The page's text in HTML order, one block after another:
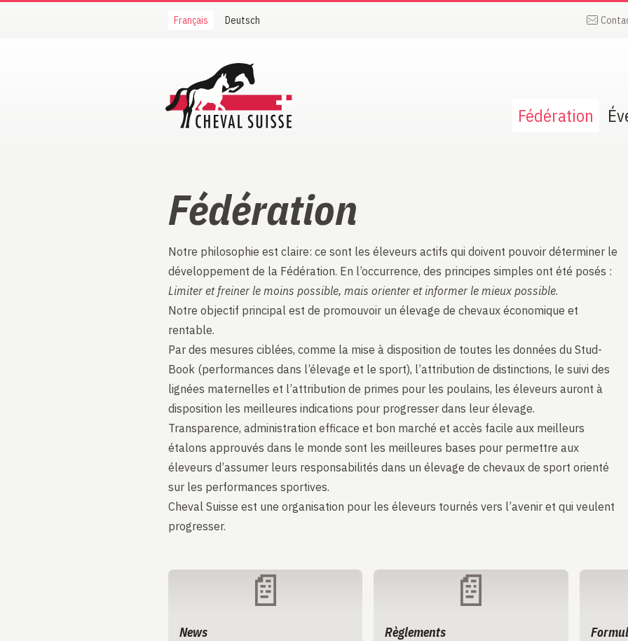
Français Deutsch
Cheval Suisse
Fédération
Fédération
Notre philosophie est claire: ce sont les éleveurs actifs qui doivent pouvoir déterminer le
développement de la Fédération. En l’occurrence, des principes simples ont été posés :
Limiter et freiner le moins possible, mais orienter et informer le mieux possible.
Notre objectif principal est de promouvoir un élevage de chevaux économique et
rentable.
Par des mesures ciblées, comme la mise à disposition de toutes les données du Stud-
Book (performances dans l’élevage et le sport), l’attribution de distinctions, le suivi des
lignées maternelles et l’attribution de primes pour les poulains, les éleveurs auront à
disposition les meilleures indications pour progresser dans leur élevage.
Transparence, administration efficace et bon marché et accès facile aux meilleurs
étalons approuvés dans le monde sont les meilleures bases pour permettre aux
éleveurs d’assumer leurs responsabilités dans un élevage de chevaux de sport orienté
sur les performances sportives.
Cheval Suisse est une organisation pour les éleveurs tournés vers l’avenir et qui veulent
progresser.
📄
News
📄
Règlements